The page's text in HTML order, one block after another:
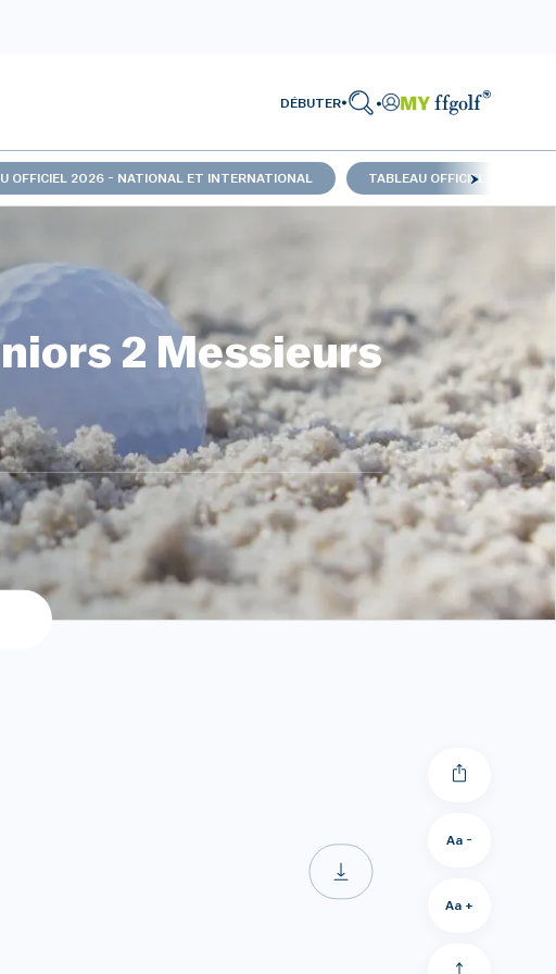
DÉBUTER
OFFICIEL 2026 - NATIONAL ET INTERNATIONAL TABLEAU OFFICIEL 2026 -
2 Messieurs
Aa -
Aa +